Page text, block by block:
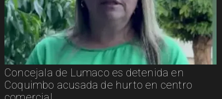
Concejala de Lumaco es detenida en
Coquimbo acusada de hurto en centro